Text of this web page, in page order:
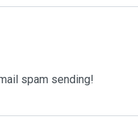
spam sending!